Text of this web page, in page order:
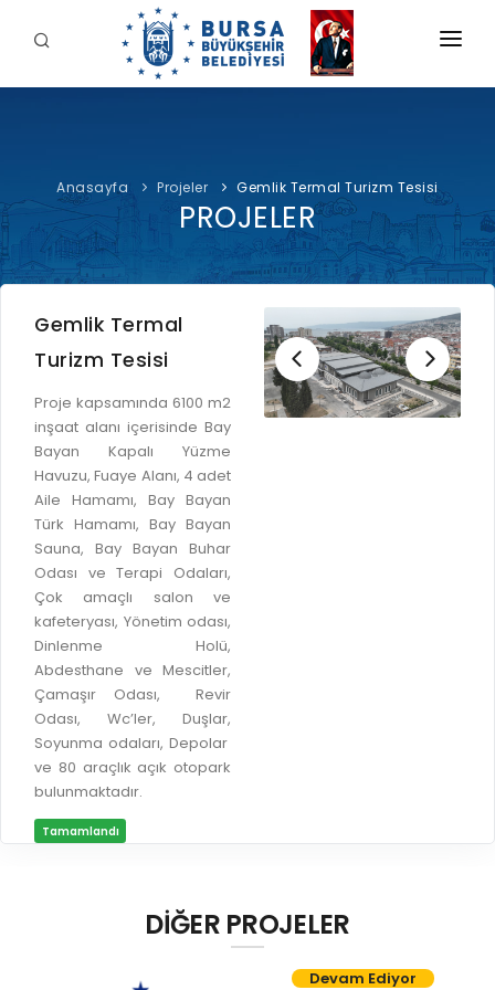
BELEDİYE
İDARİ YAPI
YETKİ VE SORUMLULUKLAR
ŞİRKETLER VE KURULUŞLAR
ULUSAL / ULUSLARARASI İLİŞKİLER
LOGOLAR AMBLEMLER
BİLGİ EDİNME
MECLİS
MECLİS ÜYELERİ
KOMİSYON ÜYELERİ
MECLİS KARARLARI
MECLİS GÜNDEMİ VE KARAR ÖZETLERİ
YAYIN / PLAN / RAPOR
STRATEJİK PLANLAR
PERFORMANS PROGRAMI
FAALİYET RAPORLARI
BAŞKAN
Şahin BİBA
Başkan'a Mesaj
Özgeçmiş
Görevleri
HİZMETLERİMİZ
İNTERAKTİF
ÖDEME
E-TEKLİF
BUSKİ E-ÖDEME
İLAN REKLAM E-BEYANNAME
YANGIN SİGORTA E-BEYANNAME
BAŞVURU / KAYIT / SORGU
ORKESTRA KAYIT
SEYAHAT KARTI SORGULAMA
BURSA AKADEMİ
ÜCRETSİZ WİFİ NOKTALARI
İTFAİYE RAPORU
ONLİNE KATI ATIK BAŞVURUSU
DOĞRUDAN TEMİN İLANLARI
Anasayfa Projeler Gemlik Termal Turizm Tesisi
PROJELER
Gemlik Termal
Turizm Tesisi
Proje kapsamında 6100 m2
inşaat alanı içerisinde Bay
Bayan Kapalı Yüzme
Havuzu, Fuaye Alanı, 4 adet
Aile Hamamı, Bay Bayan
Türk Hamamı, Bay Bayan
Sauna, Bay Bayan Buhar
Odası ve Terapi Odaları,
Çok amaçlı salon ve
kafeteryası, Yönetim odası,
Dinlenme Holü,
Abdesthane ve Mescitler,
Çamaşır Odası, Revir
Odası, Wc’ler, Duşlar,
Soyunma odaları, Depolar
ve 80 araçlık açık otopark
bulunmaktadır.
Tamamlandı
DİĞER PROJELER
Devam Ediyor